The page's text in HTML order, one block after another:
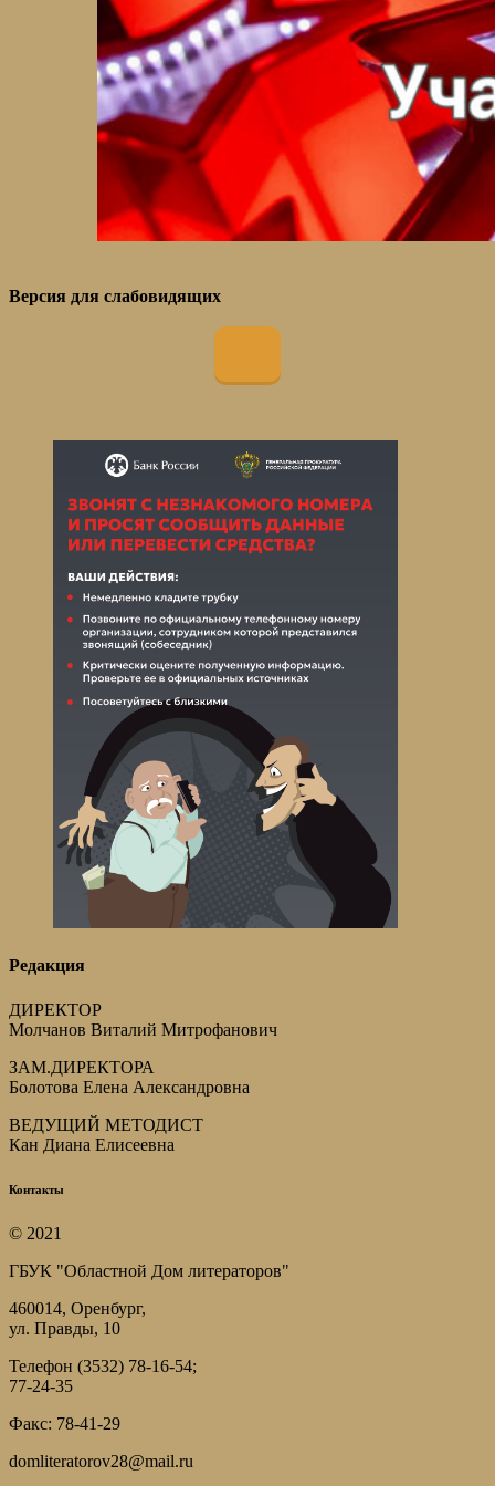
Версия для слабовидящих
Редакция
ДИРЕКТОР
Молчанов Виталий Митрофанович
ЗАМ.ДИРЕКТОРА
Болотова Елена Александровна
ВЕДУЩИЙ МЕТОДИСТ
Кан Диана Елисеевна
Контакты
© 2021
ГБУК "Областной Дом литераторов"
460014, Оренбург,
ул. Правды, 10
Телефон (3532) 78-16-54;
77-24-35
Факс: 78-41-29
domliteratorov28@mail.ru